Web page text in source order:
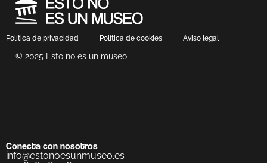
Política de privacidad Política de cookies Aviso legal
© 2025 Esto no es un museo
Conecta con nosotros
info@estonoesunmuseo.es